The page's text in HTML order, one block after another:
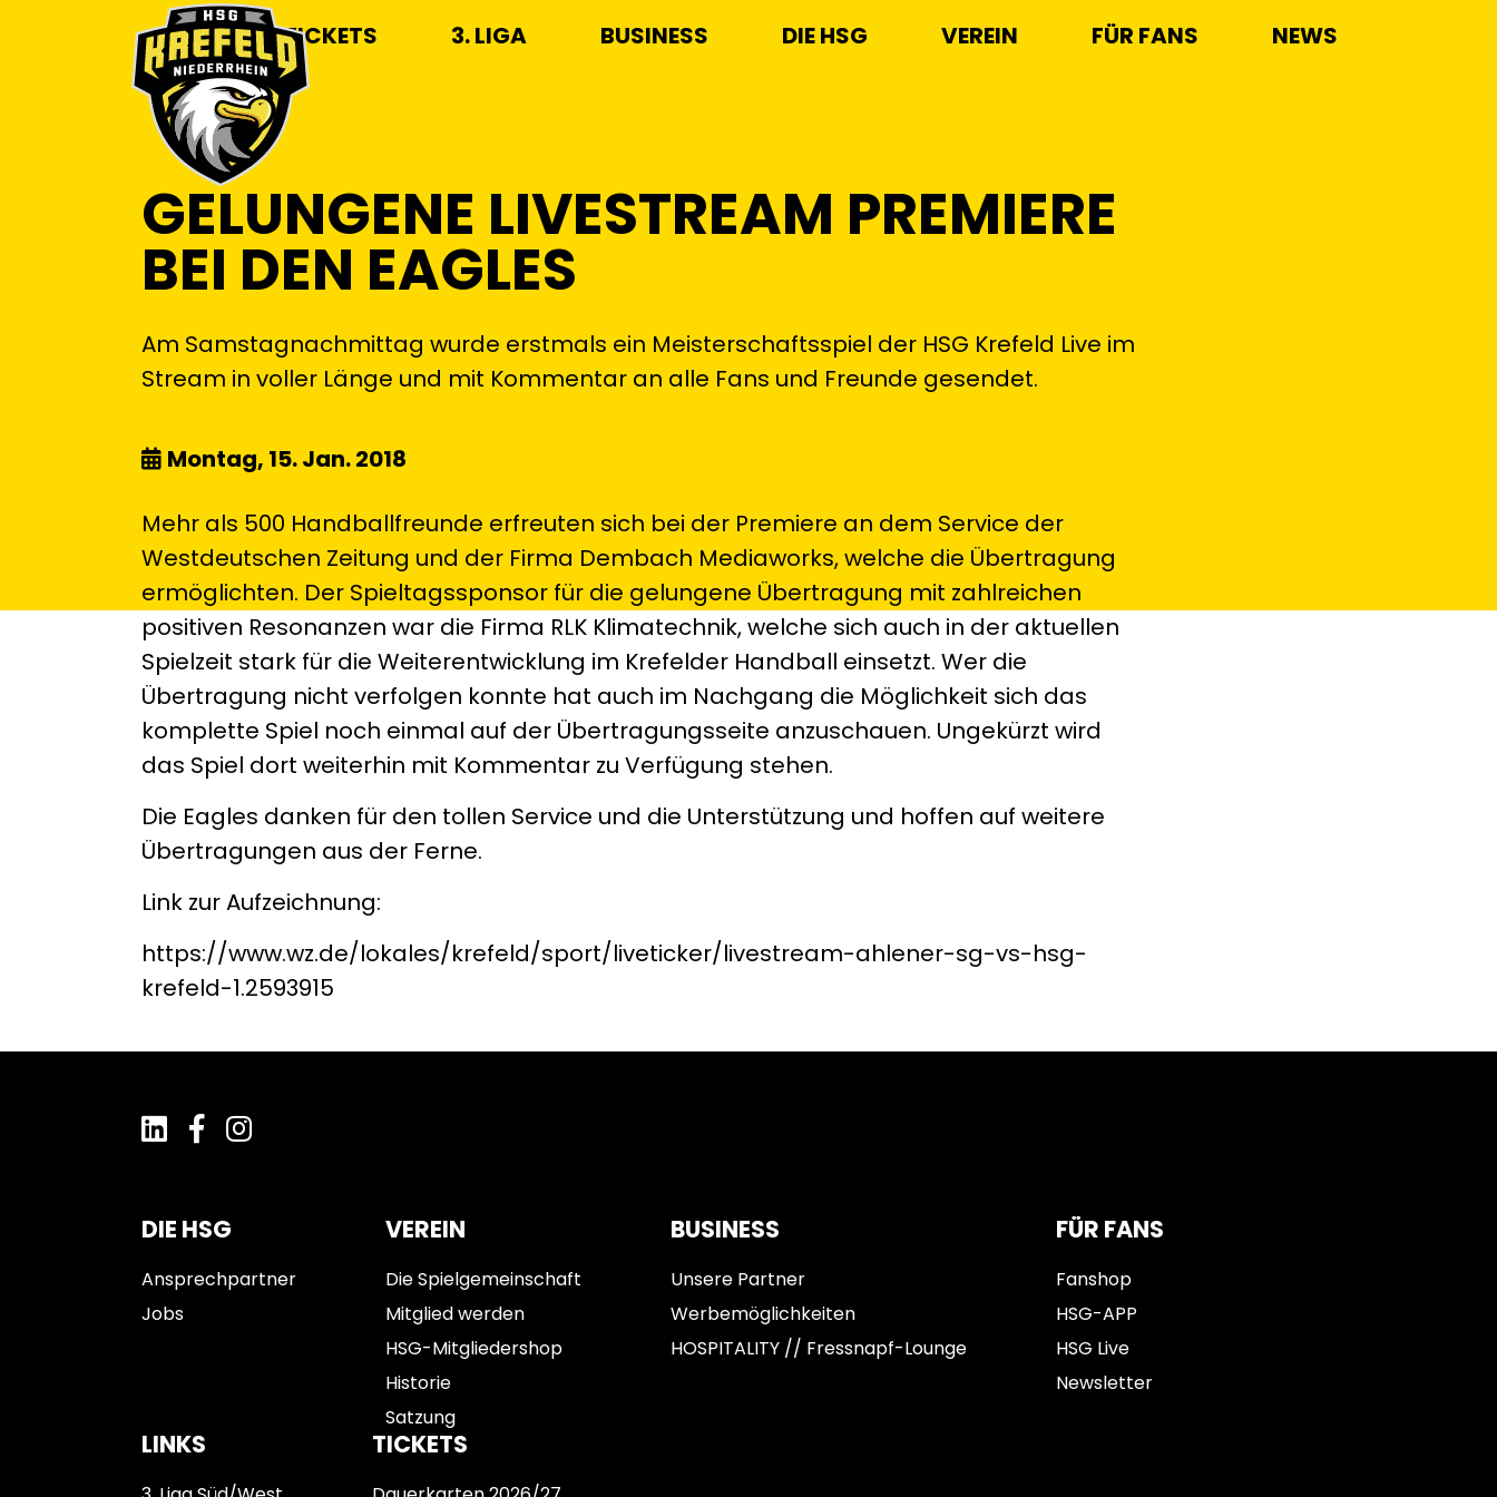
TICKETS 3. LIGA BUSINESS DIE HSG VEREIN FÜR FANS NEWS
GELUNGENE LIVESTREAM PREMIERE
BEI DEN EAGLES
Am Samstagnachmittag wurde erstmals ein Meisterschaftsspiel der HSG Krefeld Live im
Stream in voller Länge und mit Kommentar an alle Fans und Freunde gesendet.
Montag, 15. Jan. 2018
Mehr als 500 Handballfreunde erfreuten sich bei der Premiere an dem Service der
Westdeutschen Zeitung und der Firma Dembach Mediaworks, welche die Übertragung
ermöglichten. Der Spieltagssponsor für die gelungene Übertragung mit zahlreichen
positiven Resonanzen war die Firma RLK Klimatechnik, welche sich auch in der aktuellen
Spielzeit stark für die Weiterentwicklung im Krefelder Handball einsetzt. Wer die
Übertragung nicht verfolgen konnte hat auch im Nachgang die Möglichkeit sich das
komplette Spiel noch einmal auf der Übertragungsseite anzuschauen. Ungekürzt wird
das Spiel dort weiterhin mit Kommentar zu Verfügung stehen.
Die Eagles danken für den tollen Service und die Unterstützung und hoffen auf weitere
Übertragungen aus der Ferne.
Link zur Aufzeichnung:
https://www.wz.de/lokales/krefeld/sport/liveticker/livestream-ahlener-sg-vs-hsg-
krefeld-1.2593915
DIE HSG
Ansprechpartner
Jobs
VEREIN
Die Spielgemeinschaft
Mitglied werden
HSG-Mitgliedershop
Historie
Satzung
BUSINESS
Unsere Partner
Werbemöglichkeiten
HOSPITALITY // Fressnapf-Lounge
FÜR FANS
Fanshop
HSG-APP
HSG Live
Newsletter
LINKS TICKETS